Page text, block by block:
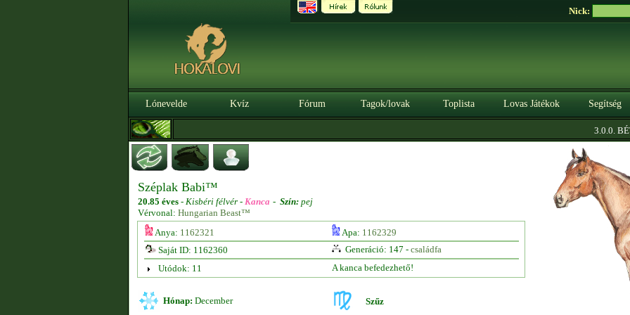
Nick:
Lónevelde Kvíz Fórum Tagok/lovak Toplista Lovas Játékok Segítség
3.0.0. BÉTA
Széplak Babi™
20.85 éves - Kisbéri félvér - Kanca - Szín: pej
Vérvonal: Hungarian Beast™
Anya: 1162321 Apa: 1162329
Saját ID: 1162360
Generáció: 147 - családfa
Utódok: 11
A kanca befedezhető!
Hónap: December Szűz